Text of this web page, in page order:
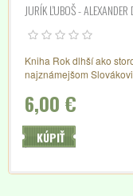
JURÍK ĽUBOŠ -
Kniha Rok dlhší ako
najznámejšom
Československu
obrodnému procesu,
Varšavskej zmluvy a
6,00 €
KÚPIŤ